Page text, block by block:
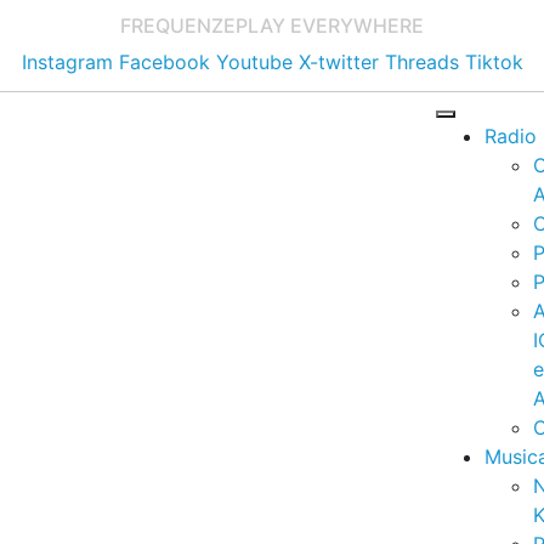
FREQUENZEPLAY EVERYWHERE
Instagram Facebook Youtube X-twitter Threads Tiktok
Radio
e